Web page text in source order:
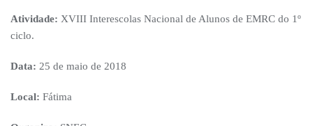
Atividade: XVIII Interescolas Nacional de Alunos de EMRC do 1º
ciclo.
Data: 25 de maio de 2018
Local: Fátima